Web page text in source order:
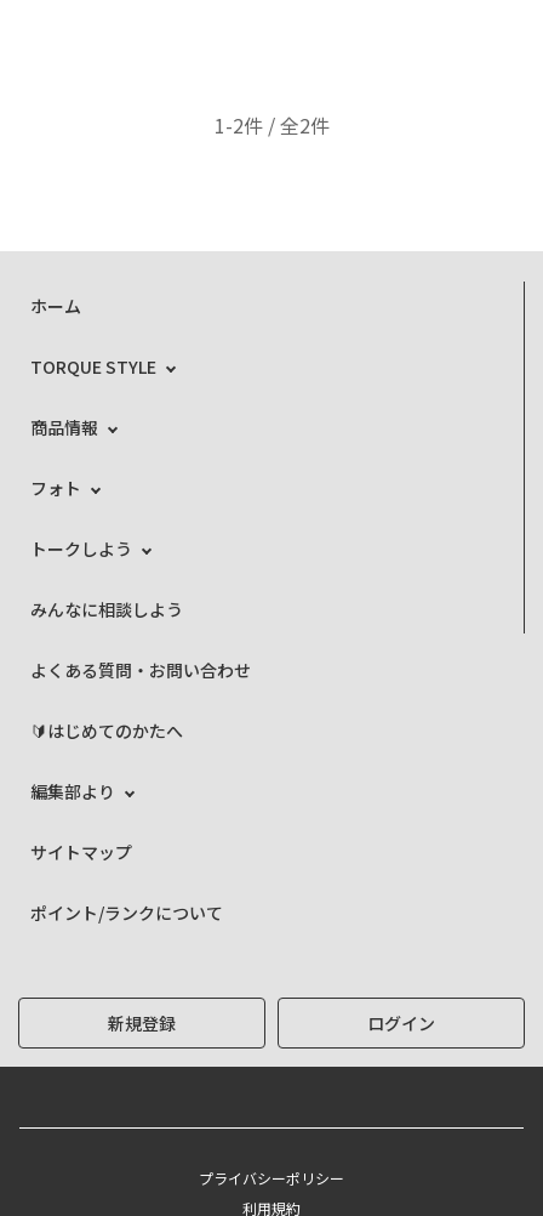
1-2件 / 全2件
ホーム
TORQUE STYLE
商品情報
フォト
トークしよう
みんなに相談しよう
よくある質問・お問い合わせ
🔰はじめてのかたへ
編集部より
サイトマップ
ポイント/ランクについて
新規登録 ログイン
プライバシーポリシー
利用規約